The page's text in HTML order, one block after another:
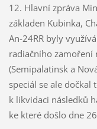
12. Hlavní zpráva
základen Kubinka,
An-24RR byly
radiačního zamoření
(Semipalatinsk a
speciál se ale dočkal
k likvidaci následků
ke které došlo dne